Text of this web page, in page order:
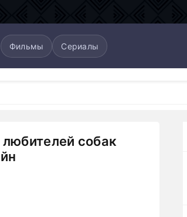
Фильмы Сериалы
собак